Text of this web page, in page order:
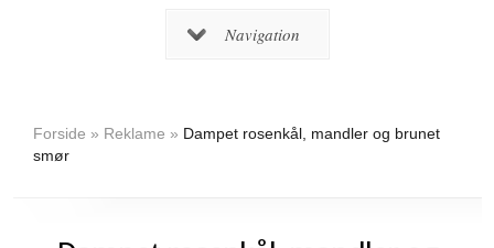
Navigation
Forside » Reklame » Dampet rosenkål, mandler og brunet
smør